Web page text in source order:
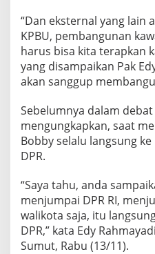
“Dan eksternal yang lain
KPBU, pembangunan
harus bisa kita terapkan
yang disampaikan Pak
akan sanggup
Sebelumnya dalam debat
mengungkapkan, saat
Bobby selalu langsung
DPR.
“Saya tahu, anda
menjumpai DPR RI,
walikota saja, itu
DPR,” kata Edy
Sumut, Rabu (13/11).